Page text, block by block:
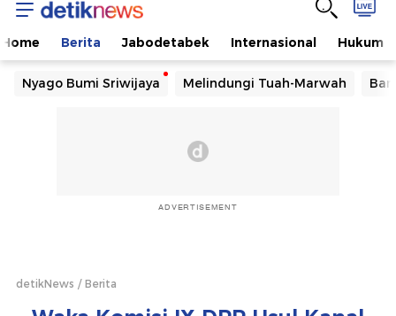
Home Berita Jabodetabek Internasional Hukum
Nyago Bumi Sriwijaya Melindungi Tuah-Marwah
ADVERTISEMENT
detikNews Berita